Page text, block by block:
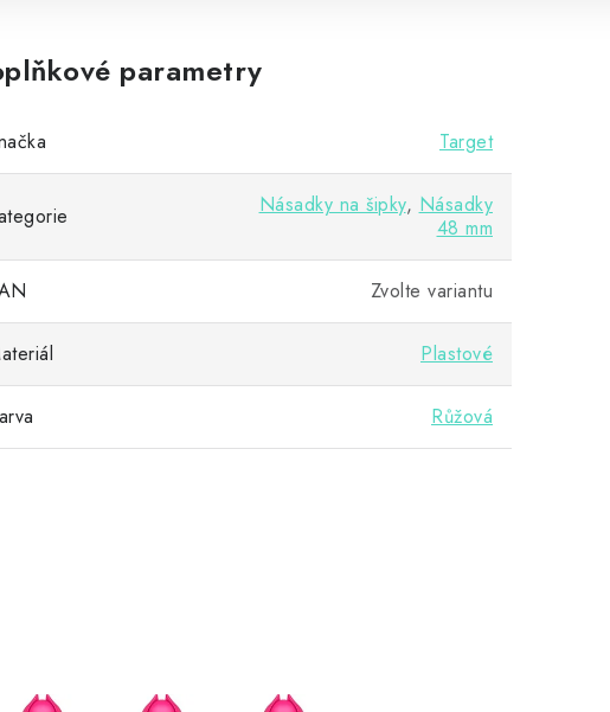
parametry
Target
Násadky na šipky, Násadky
48 mm
Zvolte variantu
Plastové
Růžová